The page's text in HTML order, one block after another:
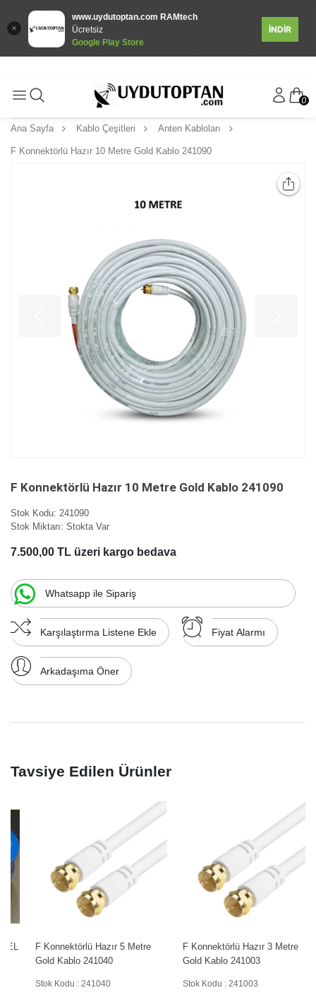
www.uydutoptan.com RAMtech
Ücretsiz
Google Play Store
İNDİR
0
Ana Sayfa Kablo Çeşitleri Anten Kabloları
F Konnektörlü Hazır 10 Metre Gold Kablo 241090
F Konnektörlü Hazır 10 Metre Gold Kablo 241090
Stok Kodu: 241090
Stok Miktarı: Stokta Var
7.500,00 TL üzeri kargo bedava
Whatsapp ile Sipariş
Karşılaştırma Listene Ekle Fiyat Alarmı
Arkadaşıma Öner
Tavsiye Edilen Ürünler
F Konnektörlü Hazır 5 Metre
Gold Kablo 241040
Stok Kodu : 241040
F Konnektörlü Hazır 3 Metre
Gold Kablo 241003
Stok Kodu : 241003